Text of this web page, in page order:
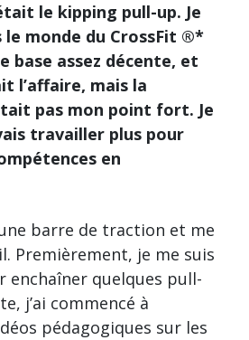
le kipping pull-up. Je
le monde du CrossFit ®*
base assez décente, et
l’affaire, mais la
pas mon point fort. Je
travailler plus pour
en
barre de traction et me
Premièrement, je me suis
enchaîner quelques pull-
j’ai commencé à
pédagogiques sur les